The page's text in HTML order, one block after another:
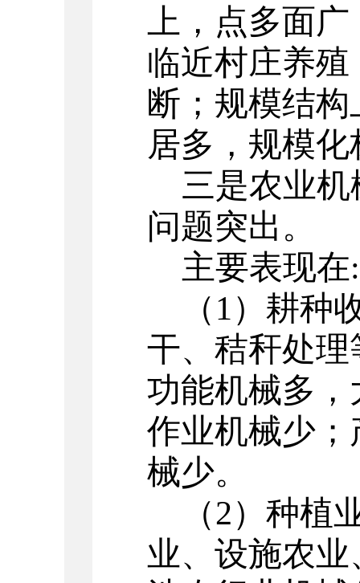
上，点多面
临近村庄养
断；规模结
居多，规模
三是农业
问题突出。
主要表现在:
（1）耕种
干、秸秆处
功能机械多
作业机械少
械少。
（2）种植
业、设施农